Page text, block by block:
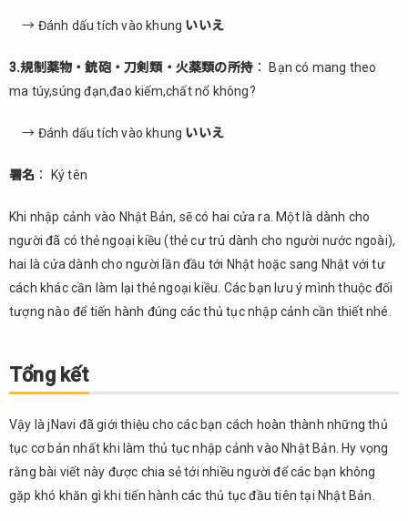
→ Đánh dấu tích vào khung いいえ
3.規制薬物・銃砲・刀剣類・火薬類の所持 ： Bạn có mang theo
ma túy,súng đạn,đao kiếm,chất nổ không?
→ Đánh dấu tích vào khung いいえ
署名 ： Ký tên
Khi nhập cảnh vào Nhật Bản, sẽ có hai cửa ra. Một là dành cho
người đã có thẻ ngoại kiều (thẻ cư trú dành cho người nước ngoài),
hai là cửa dành cho người lần đầu tới Nhật hoặc sang Nhật với tư
cách khác cần làm lại thẻ ngoại kiều. Các bạn lưu ý mình thuộc đối
tượng nào để tiến hành đúng các thủ tục nhập cảnh cần thiết nhé.
Tổng kết
Vậy là jNavi đã giới thiệu cho các bạn cách hoàn thành những thủ
tục cơ bản nhất khi làm thủ tục nhập cảnh vào Nhật Bản. Hy vọng
rằng bài viết này được chia sẻ tới nhiều người để các bạn không
gặp khó khăn gì khi tiến hành các thủ tục đầu tiên tại Nhật Bản.